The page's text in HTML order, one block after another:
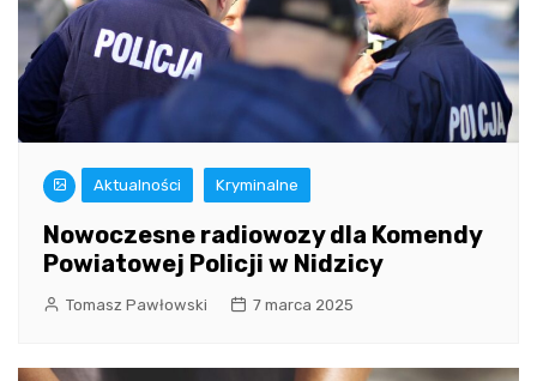
Aktualności Kryminalne
Nowoczesne radiowozy dla Komendy
Powiatowej Policji w Nidzicy
Tomasz Pawłowski 7 marca 2025